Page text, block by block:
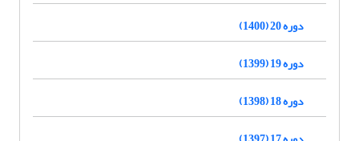
دوره 20 (1400)
دوره 19 (1399)
دوره 18 (1398)